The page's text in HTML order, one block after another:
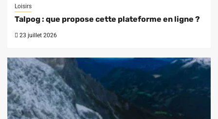
Loisirs
Talpog : que propose cette plateforme en ligne ?
23 juillet 2026